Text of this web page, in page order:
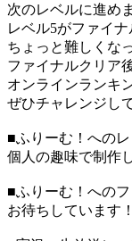
次のレベルに進め
レベル5がファイナ
ちょっと難しくな
ファイナルクリア
オンラインランキ
ぜひチャレンジし
■ふりーむ！への
個人の趣味で制作
■ふりーむ！への
お待ちしています！